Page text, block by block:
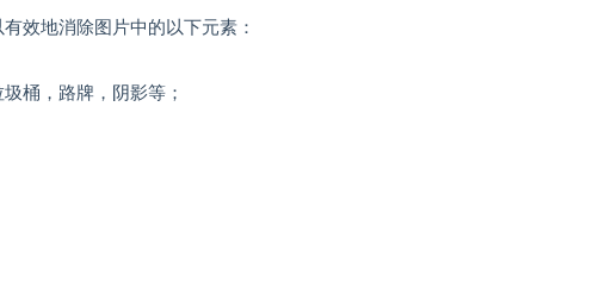
效地消除图片中的以下元素：
桶，路牌，阴影等；